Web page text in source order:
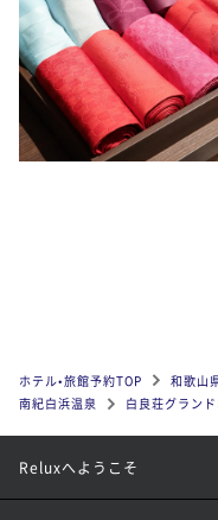
ホテル•旅館予約TOP 和歌山
南紀白浜温泉
白良荘グラン
Reluxへようこそ